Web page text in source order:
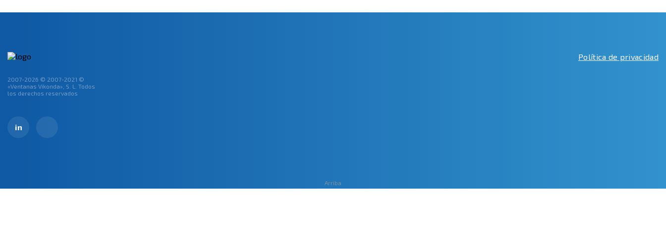
2007-2026 © 2007-2021 ©
«Ventanas Vikonda», S. L. Todos
los derechos reservados
in
Política de privacidad
Arriba